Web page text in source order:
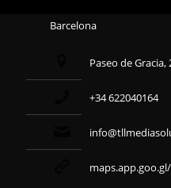
Barcelona
Paseo de Gracia,
+34 622040164